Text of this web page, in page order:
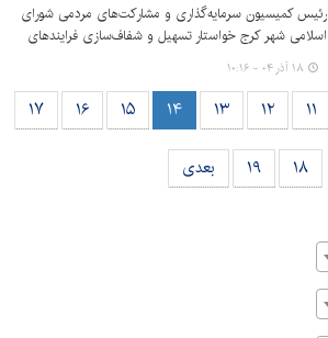
رئیس کمیسیون سرمایه‌گذاری و مشارکت‌های مردمی شورای
اسلامی شهر کرج خواستار تسهیل و شفاف‌سازی فرایندهای
سرمایه‌گذاری در شهرداری شد.
۱۸ آذر ۰۴ - ۱۰:۱۶
۱۱ ۱۲ ۱۳ ۱۴ ۱۵ ۱۶ ۱۷
۱۸ ۱۹ بعدی